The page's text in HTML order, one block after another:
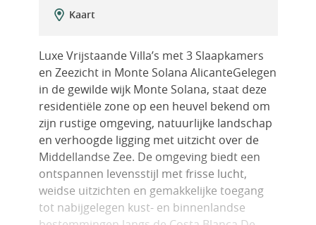
Kaart
Luxe Vrijstaande Villa’s met 3 Slaapkamers
en Zeezicht in Monte Solana AlicanteGelegen
in de gewilde wijk Monte Solana, staat deze
residentiële zone op een heuvel bekend om
zijn rustige omgeving, natuurlijke landschap
en verhoogde ligging met uitzicht over de
Middellandse Zee. De omgeving biedt een
ontspannen levensstijl met frisse lucht,
weidse uitzichten en gemakkelijke toegang
tot nabijgelegen kust- en binnenlandse